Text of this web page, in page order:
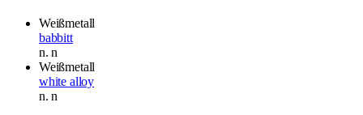
Weißmetall
babbitt
n.n
Weißmetall
white alloy
n.n